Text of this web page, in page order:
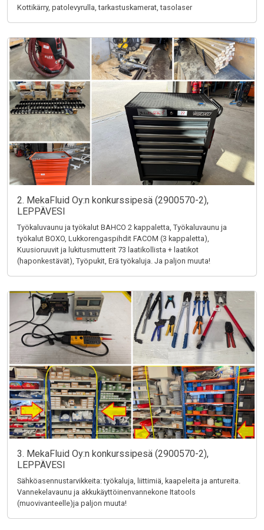
Kottikärry, patolevyrulla, tarkastuskamerat, tasolaser
2. MekaFluid Oy:n konkurssipesä (2900570-2),
LEPPÄVESI
Työkaluvaunu ja työkalut BAHCO 2 kappaletta, Työkaluvaunu ja
työkalut BOXO, Lukkorengaspihdit FACOM (3 kappaletta),
Kuusioruuvit ja lukitusmutterit 73 laatikollista + laatikot
(haponkestävät), Työpukit, Erä työkaluja. Ja paljon muuta!
3. MekaFluid Oy:n konkurssipesä (2900570-2),
LEPPÄVESI
Sähköasennustarvikkeita: työkaluja, liittimiä, kaapeleita ja antureita.
Vannekelavaunu ja akkukäyttöinenvannekone Itatools
(muovivanteelle)ja paljon muuta!